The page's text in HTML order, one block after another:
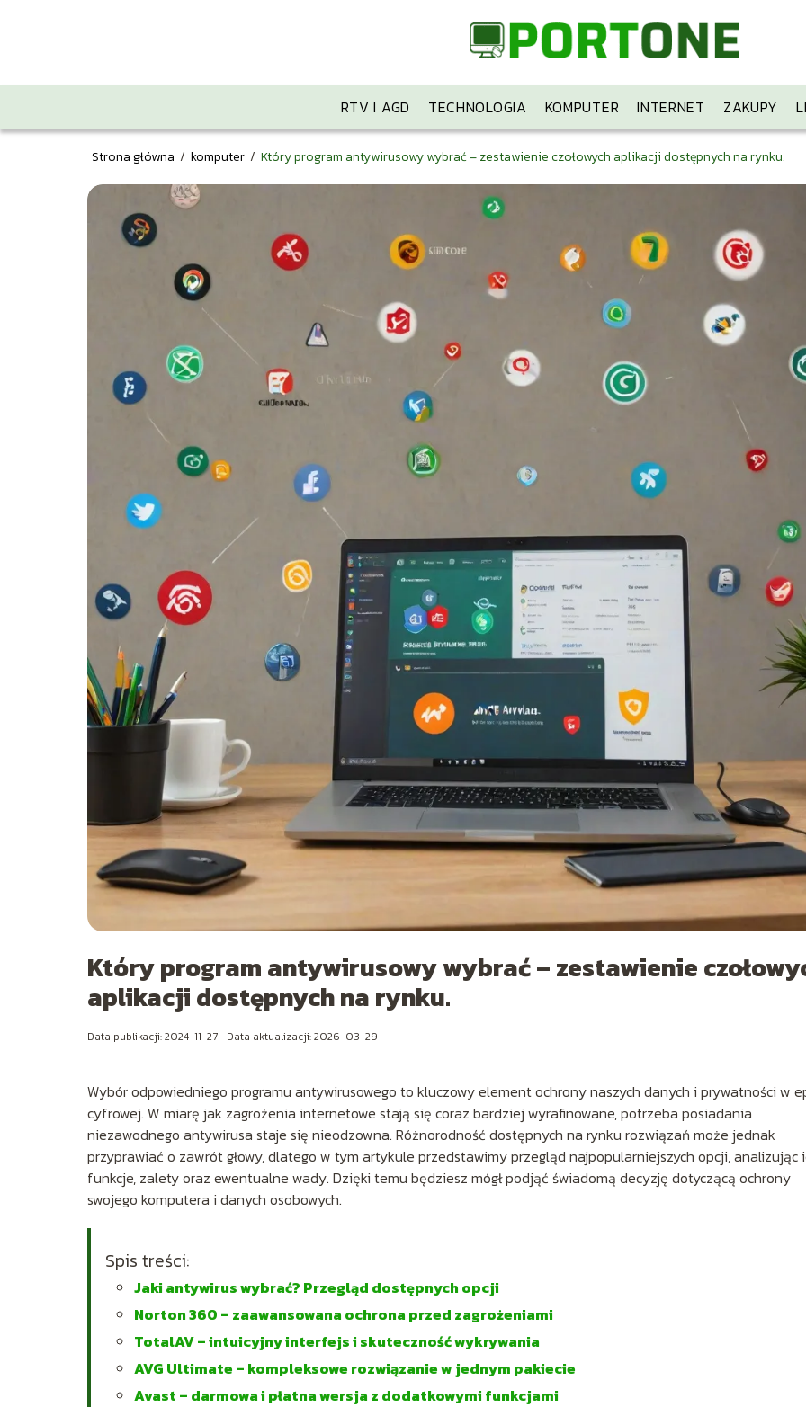
RTV I AGD TECHNOLOGIA KOMPUTER INTERNET ZAKUPY
Strona główna / komputer / Który program antywirusowy wybrać – zestawienie czołowych aplikacji dostępnych na rynku.
Który program antywirusowy wybrać – zestawienie
aplikacji dostępnych na rynku.
Data publikacji: 2024-11-27 Data aktualizacji: 2026-03-29
Wybór odpowiedniego programu antywirusowego to kluczowy element ochrony naszych danych i prywatności w
cyfrowej. W miarę jak zagrożenia internetowe stają się coraz bardziej wyrafinowane, potrzeba posiadania
niezawodnego antywirusa staje się nieodzowna. Różnorodność dostępnych na rynku rozwiązań może jednak
przyprawiać o zawrót głowy, dlatego w tym artykule przedstawimy przegląd najpopularniejszych opcji, analizując
funkcje, zalety oraz ewentualne wady. Dzięki temu będziesz mógł podjąć świadomą decyzję dotyczącą ochrony
swojego komputera i danych osobowych.
Spis treści:
Jaki antywirus wybrać? Przegląd dostępnych opcji
Norton 360 – zaawansowana ochrona przed zagrożeniami
TotalAV – intuicyjny interfejs i skuteczność wykrywania
AVG Ultimate – kompleksowe rozwiązanie w jednym pakiecie
Avast – darmowa i płatna wersja z dodatkowymi funkcjami